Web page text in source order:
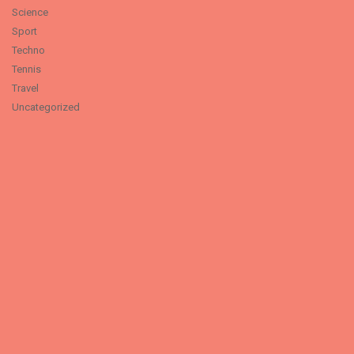
Science
Sport
Techno
Tennis
Travel
Uncategorized